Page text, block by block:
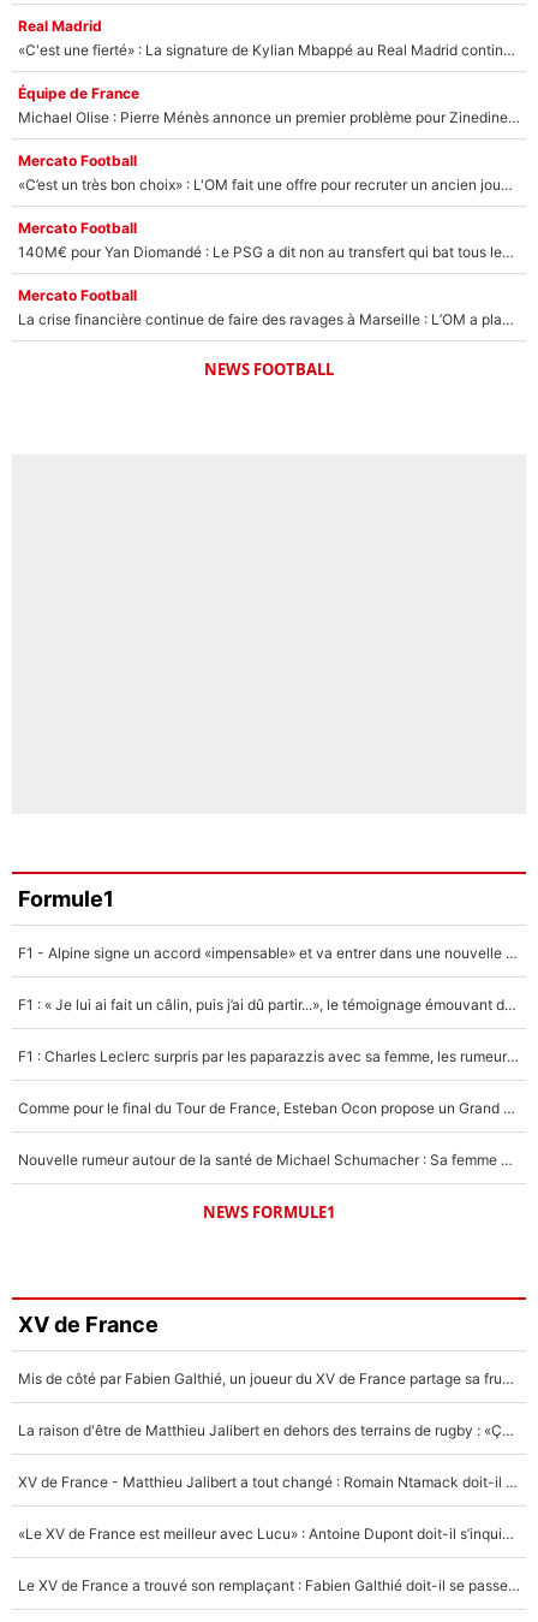
Real Madrid
«C'est une fierté» : La signature de Kylian Mbappé au Real Madrid continue de régaler l'Espagne
Équipe de France
Michael Olise : Pierre Ménès annonce un premier problème pour Zinedine Zidane en équipe de France
Mercato Football
«C’est un très bon choix» : L'OM fait une offre pour recruter un ancien joueur du PSG... et c'est validé dans l'After Foot !
Mercato Football
140M€ pour Yan Diomandé : Le PSG a dit non au transfert qui bat tous les records sur le mercato
Mercato Football
La crise financière continue de faire des ravages à Marseille : L’OM a placé 12 joueurs sur le marché des transferts… et ça pourrait lui rapporter près de 100M€ !
NEWS FOOTBALL
Formule1
F1 - Alpine signe un accord «impensable» et va entrer dans une nouvelle dimension : Grande nouvelle pour Pierre Gasly !
F1 : « Je lui ai fait un câlin, puis j’ai dû partir...», le témoignage émouvant de Max Verstappen sur sa fille
F1 : Charles Leclerc surpris par les paparazzis avec sa femme, les rumeurs étaient vraies !
Comme pour le final du Tour de France, Esteban Ocon propose un Grand Prix de Formule 1 à Paris : «Autour de l’Arc de Triomphe, ce serait génial» !
Nouvelle rumeur autour de la santé de Michael Schumacher : Sa femme Corinna sort du silence
NEWS FORMULE1
XV de France
Mis de côté par Fabien Galthié, un joueur du XV de France partage sa frustration : «ils ne me l’ont pas dit tout de suite»
La raison d'être de Matthieu Jalibert en dehors des terrains de rugby : «Ça m'atteint autant que si tu touches à un membre de ma famille»
XV de France - Matthieu Jalibert a tout changé : Romain Ntamack doit-il s’inquiéter pour sa place à un an de la Coupe du monde ?
«Le XV de France est meilleur avec Lucu» : Antoine Dupont doit-il s’inquiéter pour sa place ?
Le XV de France a trouvé son remplaçant : Fabien Galthié doit-il se passer d'Antoine Dupont ?